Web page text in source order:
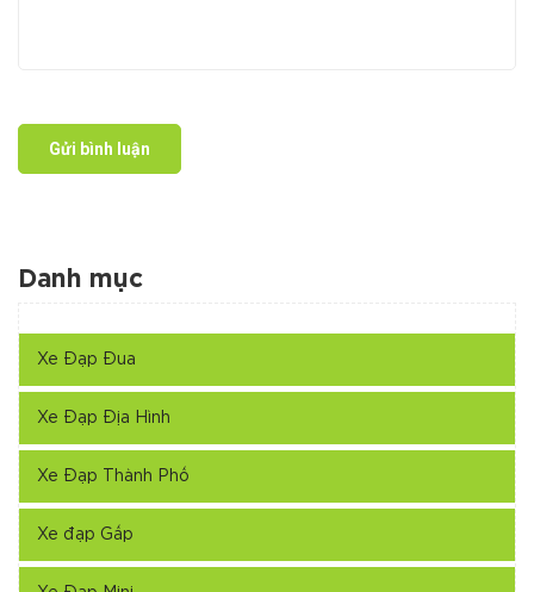
Gửi bình luận
Danh mục
Xe Đạp Đua
Xe Đạp Địa Hình
Xe Đạp Thành Phố
Xe đạp Gấp